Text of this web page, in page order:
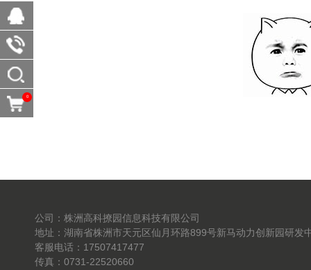
公司：株洲高科撩园信息科技有限公司
地址：湖南省株洲市天元区仙月环路899号新马动力创新园研发
客服电话：17507417477
传真：0731-22520660
0